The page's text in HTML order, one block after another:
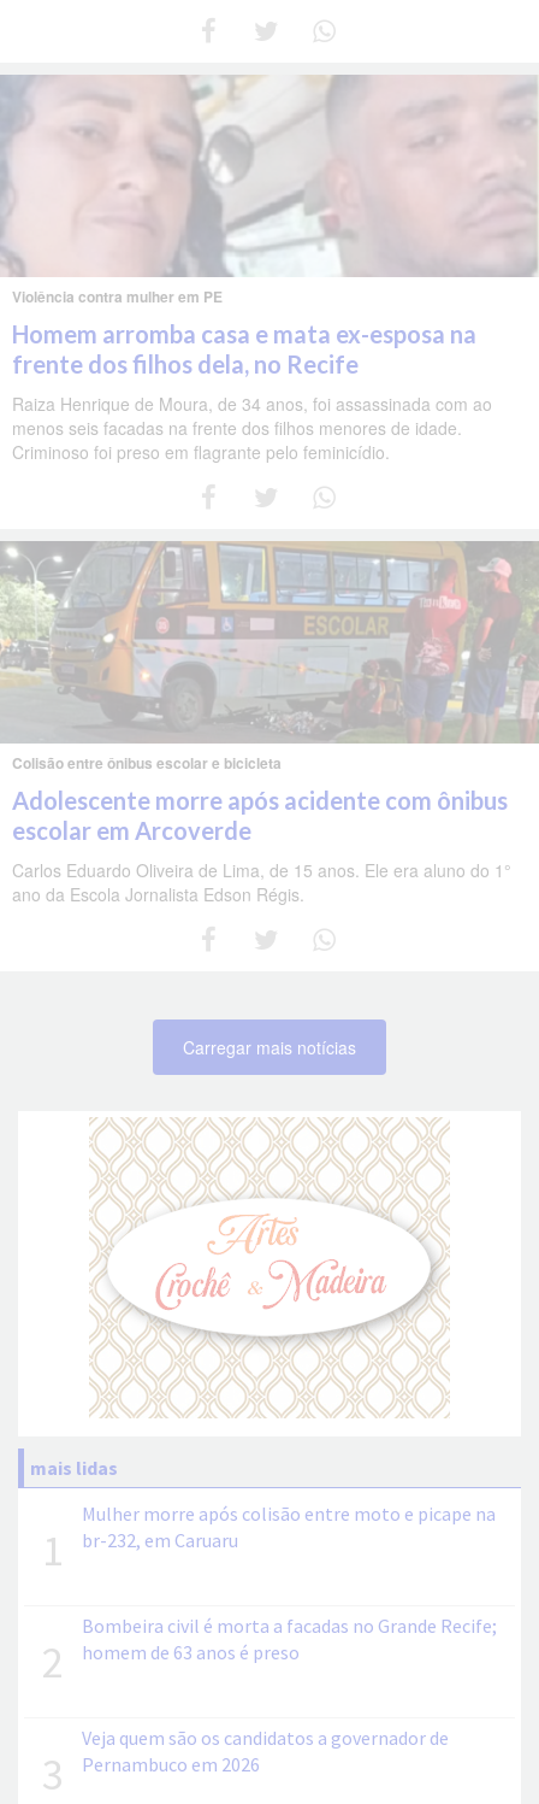
Violência contra mulher em PE
Homem arromba casa e mata ex-esposa na
frente dos filhos dela, no Recife
Raiza Henrique de Moura, de 34 anos, foi assassinada com ao
menos seis facadas na frente dos filhos menores de idade.
Criminoso foi preso em flagrante pelo feminicídio.
Colisão entre ônibus escolar e bicicleta
Adolescente morre após acidente com ônibus
escolar em Arcoverde
Carlos Eduardo Oliveira de Lima, de 15 anos. Ele era aluno do 1°
ano da Escola Jornalista Edson Régis.
Carregar mais notícias
mais lidas
1
Mulher morre após colisão entre moto e picape na
br-232, em Caruaru
2
Bombeira civil é morta a facadas no Grande Recife;
homem de 63 anos é preso
3
Veja quem são os candidatos a governador de
Pernambuco em 2026